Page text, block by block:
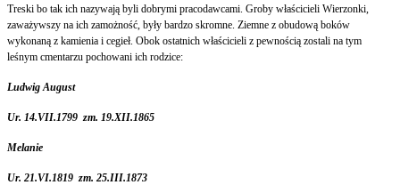
Treski bo tak ich nazywają byli dobrymi pracodawcami. Groby właścicieli Wierzonki,
zaważywszy na ich zamożność, były bardzo skromne. Ziemne z obudową boków
wykonaną z kamienia i cegieł. Obok ostatnich właścicieli z pewnością zostali na tym
leśnym cmentarzu pochowani ich rodzice:
Ludwig August
Ur. 14.VII.1799 zm. 19.XII.1865
Melanie
Ur. 21.VI.1819 zm. 25.III.1873